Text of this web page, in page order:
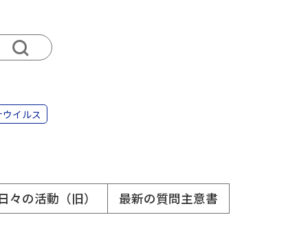
イルス
々の活動（旧） 最新の質問主意書